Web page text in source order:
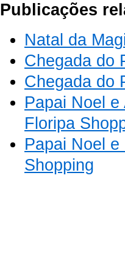
Publicações
Natal da
Chegada do
Chegada do
Papai Noel
Floripa
Papai Noel
Shopping